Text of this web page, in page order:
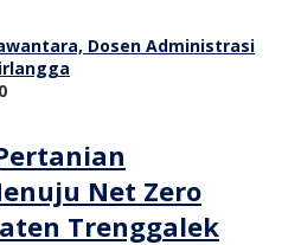
0
Net Zero
Trenggalek